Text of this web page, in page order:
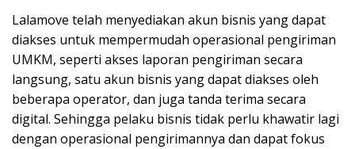
Lalamove telah menyediakan akun bisnis yang dapat
diakses untuk mempermudah operasional pengiriman
UMKM, seperti akses laporan pengiriman secara
langsung, satu akun bisnis yang dapat diakses oleh
beberapa operator, dan juga tanda terima secara
digital. Sehingga pelaku bisnis tidak perlu khawatir lagi
dengan operasional pengirimannya dan dapat fokus